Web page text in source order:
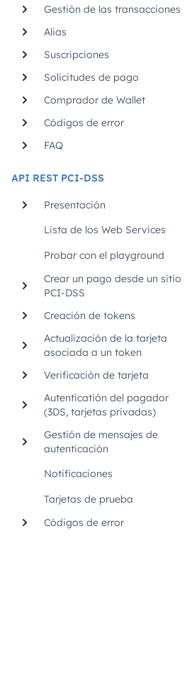
Gestión de las transacciones
Alias
Suscripciones
Solicitudes de pago
Comprador de Wallet
Códigos de error
FAQ
API REST PCI-DSS
Presentación
Lista de los Web Services
Probar con el playground
Crear un pago desde un sitio
PCI-DSS
Creación de tokens
Actualización de la tarjeta
asociada a un token
Verificación de tarjeta
Autenticatión del pagador
(3DS, tarjetas privadas)
Gestión de mensajes de
autenticación
Notificaciones
Tarjetas de prueba
Códigos de error